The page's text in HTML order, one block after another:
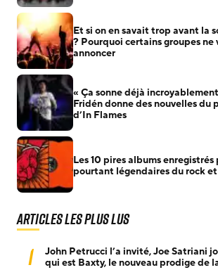
Et si on en savait trop avant la
? Pourquoi certains groupes
annoncer
« Ça sonne déjà
Fridén donne des nouvelles du
d’In Flames
Les 10 pires albums enregistrés
pourtant légendaires du rock
Articles les plus lus
1
John Petrucci l’a invité, Joe Satriani
qui est Baxty, le nouveau prodige de